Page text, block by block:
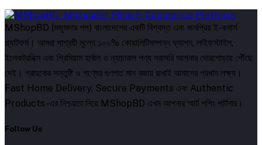
MShopBD (মজুমদার শপ) বাংলাদেশের একটি বিশ্বস্ত এবং জনপ্রিয় ই-কমার্স
প্ল্যাটফর্ম। আমরা সাশ্রয়ী মূল্যে ১০০% কোয়ালিটিসম্পন্ন ফ্যাশন, লাইফস্টাইল,
ইলেকট্রনিক্স এবং প্রিমিয়াম হার্বাল ও ন্যাচারাল পণ্য সরাসরি আপনার দোরগোড়ায় পৌঁছে
দেই। গ্রাহকের সন্তুষ্টি ও পণ্যের গুণগত মান বজায় রাখাই আমাদের প্রধান লক্ষ্য।
Fast Home Delivery, Secure Payments এবং Authentic
Products-এর নিশ্চয়তা নিয়ে MShopBD এখন আপনার স্মার্ট শপিং পার্টনার।
Follow Us